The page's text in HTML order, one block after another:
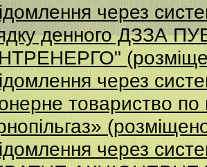
через
денного ДЗЗА
через
товариство по
через